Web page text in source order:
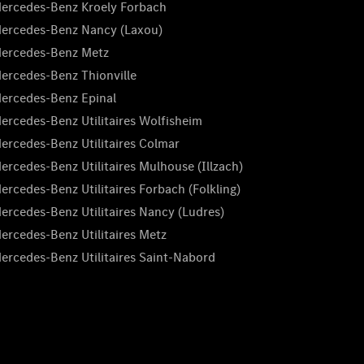
Benz Kroely Forbach
Benz Nancy (Laxou)
Benz Metz
Benz Thionville
Benz Epinal
Benz Utilitaires Wolfisheim
Benz Utilitaires Colmar
Benz Utilitaires Mulhouse (Illzach)
Benz Utilitaires Forbach (Folkling)
Benz Utilitaires Nancy (Ludres)
Benz Utilitaires Metz
Benz Utilitaires Saint-Nabord